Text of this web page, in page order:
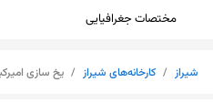
سه‌شنبه
مختصات جغرافیایی
شیراز / کارخانه‌های شیراز / یخ سازی